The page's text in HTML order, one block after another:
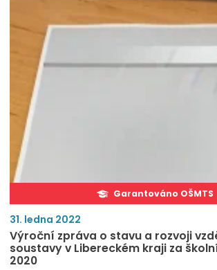
Garantováno OŠMTS
31. ledna 2022
Výroční zpráva o stavu a rozvoji
soustavy v Libereckém kraji za
2020